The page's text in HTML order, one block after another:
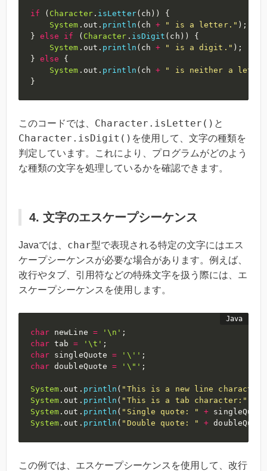
if ( Character. isLetter( ch ) )
{
System . out . println ( ch + " is a letter." ) ;
} else if ( Character . isDigit ( ch ) )
{
System . out . println ( ch + " is a digit." ) ;
} else
{
System . out . println ( ch +
" is neither a
}
このコードでは、 Character.isLetter() と
Character.isDigit() を使用して、文字の種類を
判定しています。これにより、プログラムがどのよう
な種類の文字を処理しているかを確認できます。
4. 文字のエスケープシーケンス
Javaでは、 char型で表現される特定の文字にはエス
ケープシーケンスが必要な場合があります。例えば、
改行やタブ、引用符などの特殊文字を扱う際には、エ
スケープシーケンスを使用します。
char newLine = '\n' ;
char tab = '\t' ;
char singleQuote = '\'' ;
char doubleQuote = '\"' ;
System . out . println ( "This is a new line
System . out . println ( "This is a tab character:"
System . out . println ( "Single quote: " + singleQuote
System . out . println ( "Double quote: " + doubleQuote
この例では、エスケープシーケンスを使用して、改行